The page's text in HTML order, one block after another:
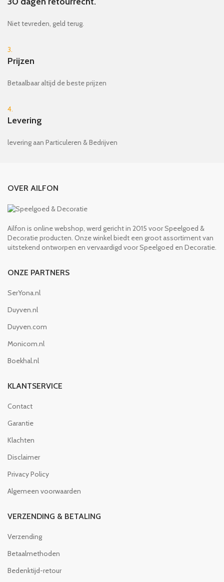
Niet tevreden, geld terug.
3.
Prijzen
Betaalbaar altijd de beste prijzen
4.
Levering
levering aan Particuleren & Bedrijven
OVER AILFON
Ailfon is online webshop, werd gericht in 2015 voor Speelgoed &
Decoratie producten. Onze winkel biedt een groot assortiment van
uitstekend ontworpen en vervaardigd voor Speelgoed en Decoratie.
ONZE PARTNERS
SerYona.nl
Duyven.nl
Duyven.com
Monicom.nl
Boekhal.nl
KLANTSERVICE
Contact
Garantie
Klachten
Disclaimer
Privacy Policy
Algemeen voorwaarden
VERZENDING & BETALING
Verzending
Betaalmethoden
Bedenktijd-retour